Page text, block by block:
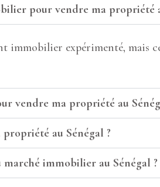
pour vendre ma propriété
immobilier expérimenté, mais
vendre ma propriété au
au Sénégal ?
immobilier au Sénégal ?